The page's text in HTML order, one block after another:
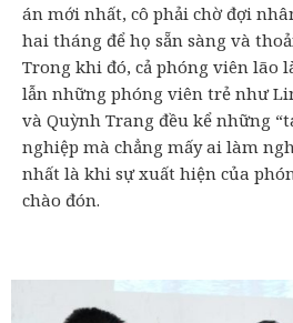
án mới nhất, cô phải chờ đợi
hai tháng để họ sẵn sàng và
Trong khi đó, cả phóng viên lão
lẫn những phóng viên trẻ như
và Quỳnh Trang đều kể những
nghiệp mà chẳng mấy ai làm
nhất là khi sự xuất hiện của
chào đón.